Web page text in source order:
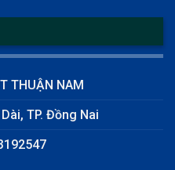
THUẬN NAM
TP. Đồng Nai